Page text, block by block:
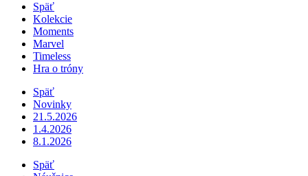
Späť
Kolekcie
Moments
Marvel
Timeless
Hra o tróny
Späť
Novinky
21.5.2026
1.4.2026
8.1.2026
Späť